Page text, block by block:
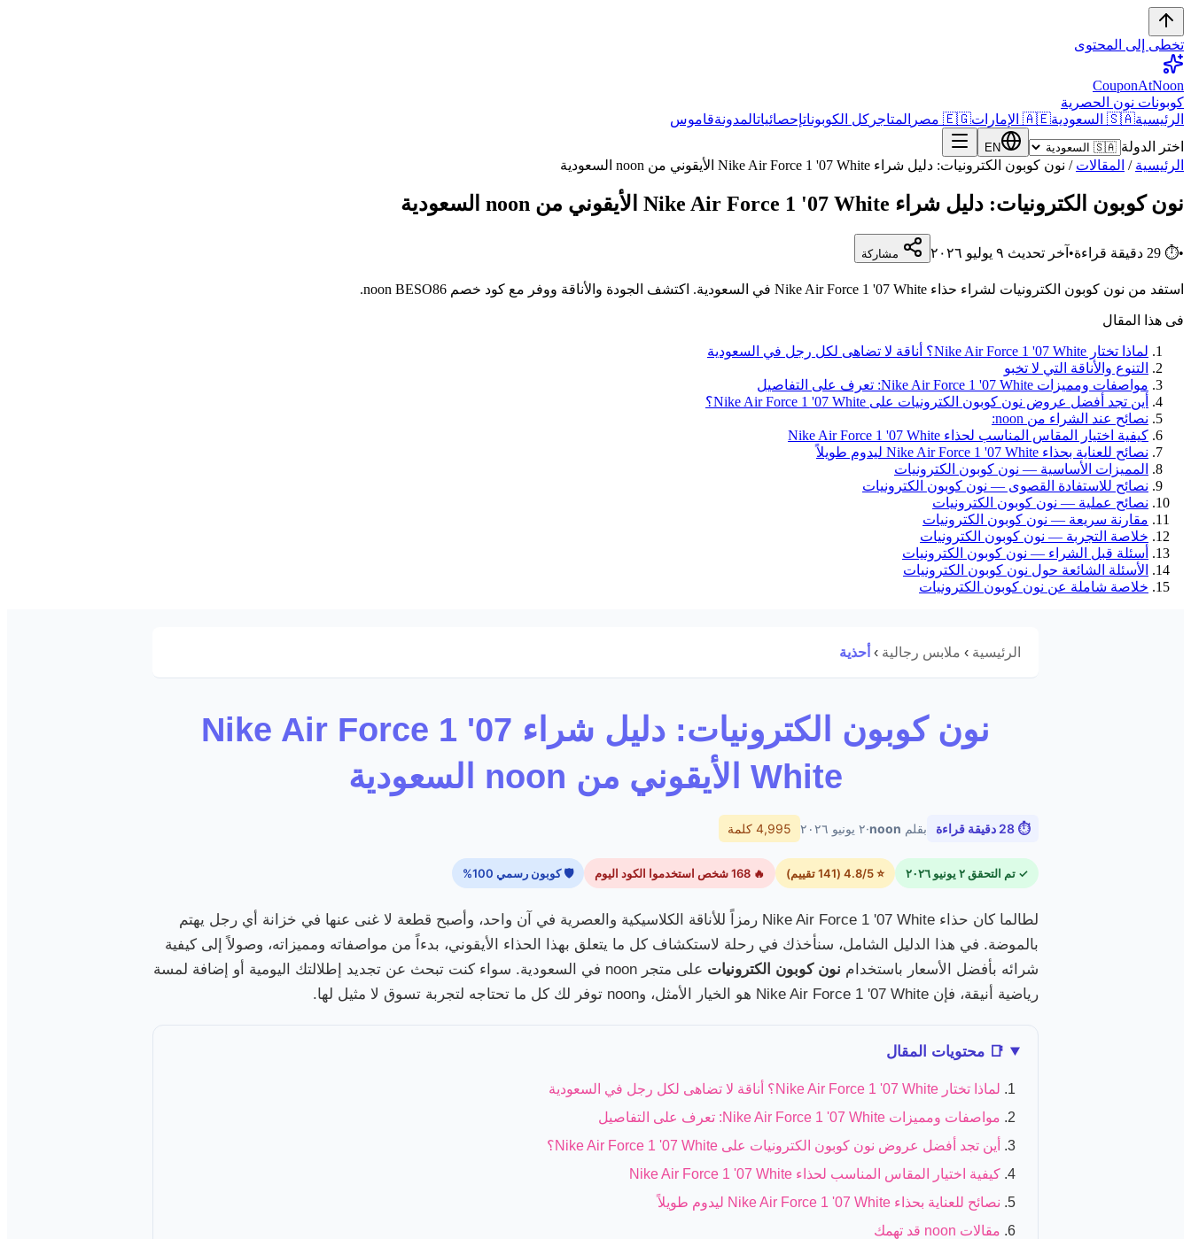
تخطى إلى المحتوى
CouponAtNoon
كوبونات نون الحصرية
الرئيسية🇸🇦 السعودية 🇦🇪 الإمارات 🇪🇬 مصر المتاجر كل الكوبوناتإحصائياتالمدونةقاموس
اختر الدولة
EN
الرئيسية / المقالات / نون كوبون الكترونيات: دليل شراء Nike Air Force 1 '07 White الأيقوني من noon السعودية
نون كوبون الكترونيات: دليل شراء Nike Air Force 1 '07 White الأيقوني من noon السعودية
•
⏱
29 دقيقة قراءة• آخر تحديث ٩ يوليو ٢٠٢٦ مشاركة
استفد من نون كوبون الكترونيات لشراء حذاء Nike Air Force 1 '07 White في السعودية. اكتشف الجودة والأناقة ووفر مع كود خصم noon BESO86.
فى هذا المقال
لماذا تختار Nike Air Force 1 '07 White؟ أناقة لا تضاهى لكل رجل في السعودية
التنوع والأناقة التي لا تخبو
مواصفات ومميزات Nike Air Force 1 '07 White: تعرف على التفاصيل
أين تجد أفضل عروض نون كوبون الكترونيات على Nike Air Force 1 '07 White؟
نصائح عند الشراء من noon:
كيفية اختيار المقاس المناسب لحذاء Nike Air Force 1 '07 White
نصائح للعناية بحذاء Nike Air Force 1 '07 White ليدوم طويلاً
المميزات الأساسية — نون كوبون الكترونيات
نصائح للاستفادة القصوى — نون كوبون الكترونيات
نصائح عملية — نون كوبون الكترونيات
مقارنة سريعة — نون كوبون الكترونيات
خلاصة التجربة — نون كوبون الكترونيات
أسئلة قبل الشراء — نون كوبون الكترونيات
الأسئلة الشائعة حول نون كوبون الكترونيات
خلاصة شاملة عن نون كوبون الكترونيات
الرئيسية › ملابس رجالية › أحذية
نون كوبون الكترونيات: دليل شراء Nike Air Force 1 '07
White الأيقوني من noon السعودية
⏱ 28 دقيقة قراءة بقلم noon
·٢ يونيو ٢٠٢٦ 4,995 كلمة
✓ تم التحقق ٢ يونيو ٢٠٢٦ ⭐ 4.8/5 (141 تقييم) 🔥 168 شخص استخدموا الكود اليوم 🛡 كوبون رسمي 100%
لطالما كان حذاء Nike Air Force 1 '07 White رمزاً للأناقة الكلاسيكية والعصرية في آن واحد، وأصبح قطعة لا غنى عنها في خزانة أي رجل يهتم
بالموضة. في هذا الدليل الشامل، سنأخذك في رحلة لاستكشاف كل ما يتعلق بهذا الحذاء الأيقوني، بدءاً من مواصفاته ومميزاته، وصولاً إلى كيفية
شرائه بأفضل الأسعار باستخدام نون كوبون الكترونيات
على متجر noon في السعودية. سواء كنت تبحث عن تجديد إطلالتك اليومية أو إضافة لمسة
رياضية أنيقة، فإن Nike Air Force 1 '07 White هو الخيار الأمثل، وnoon توفر لك كل ما تحتاجه لتجربة تسوق لا مثيل لها.
📑 محتويات المقال
لماذا تختار Nike Air Force 1 '07 White؟ أناقة لا تضاهى لكل رجل في السعودية
مواصفات ومميزات Nike Air Force 1 '07 White: تعرف على التفاصيل
أين تجد أفضل عروض نون كوبون الكترونيات على Nike Air Force 1 '07 White؟
كيفية اختيار المقاس المناسب لحذاء Nike Air Force 1 '07 White
نصائح للعناية بحذاء Nike Air Force 1 '07 White ليدوم طويلاً
مقالات noon قد تهمك